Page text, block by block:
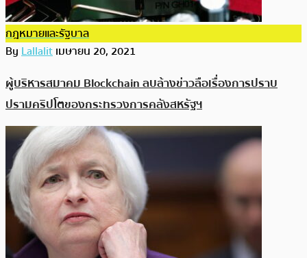
กฎหมายและรัฐบาล
ByLallalitเมษายน 20, 2021
ผู้บริหารสมาคม Blockchain ลบล้างข่าวลือเรื่องการปราบ
ปรามคริปโตของกระทรวงการคลังสหรัฐฯ